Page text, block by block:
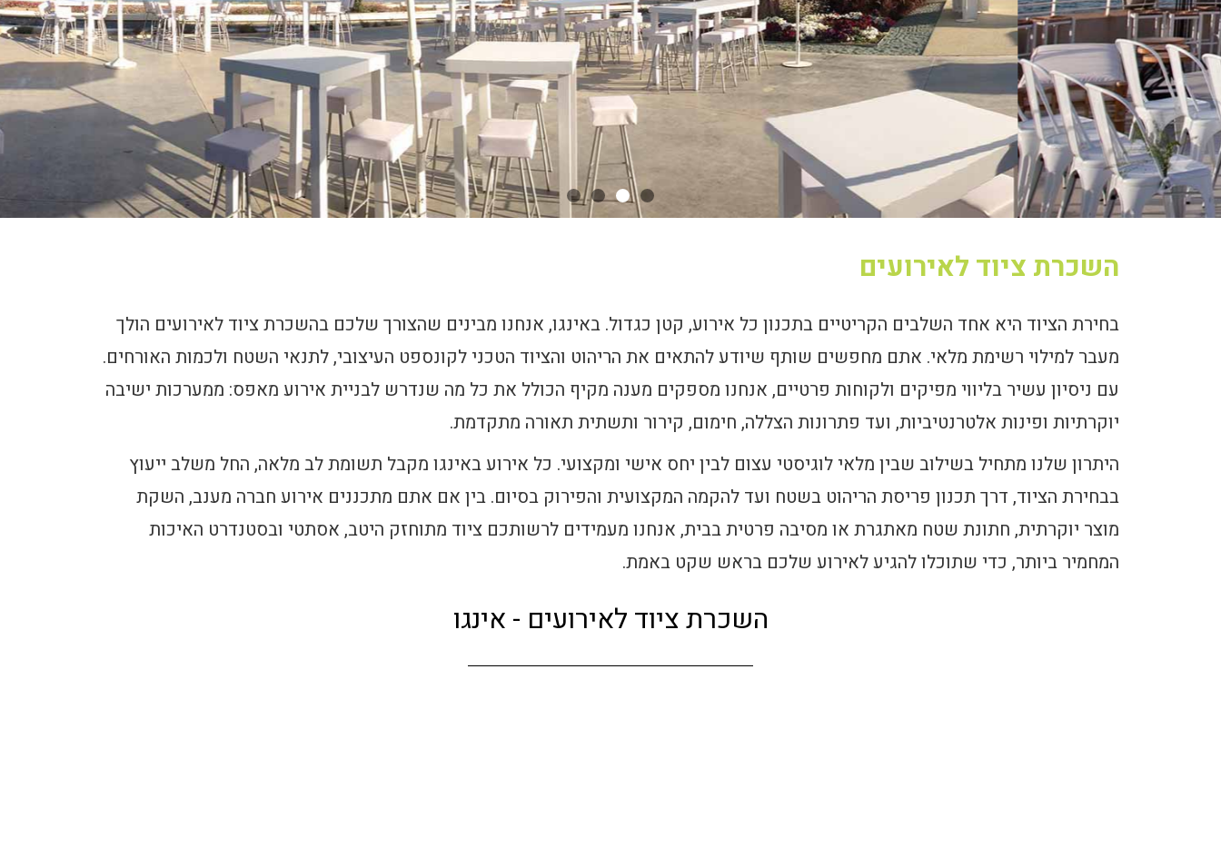
שמשיות מעוצבות
לאירועים
השכרת ציוד לאירועים
בחירת הציוד היא אחד השלבים הקריטיים בתכנון כל אירוע, קטן כגדול. באינגו, אנחנו מבינים שהצורך שלכם בהשכרת ציוד לאירועים הולך
מעבר למילוי רשימת מלאי. אתם מחפשים שותף שיודע להתאים את הריהוט והציוד הטכני לקונספט העיצובי, לתנאי השטח ולכמות האורחים.
עם ניסיון עשיר בליווי מפיקים ולקוחות פרטיים, אנחנו מספקים מענה מקיף הכולל את כל מה שנדרש לבניית אירוע מאפס: ממערכות ישיבה
יוקרתיות ופינות אלטרנטיביות, ועד פתרונות הצללה, חימום, קירור ותשתית תאורה מתקדמת.
היתרון שלנו מתחיל בשילוב שבין מלאי לוגיסטי עצום לבין יחס אישי ומקצועי. כל אירוע באינגו מקבל תשומת לב מלאה, החל משלב ייעוץ
בבחירת הציוד, דרך תכנון פריסת הריהוט בשטח ועד להקמה המקצועית והפירוק בסיום. בין אם אתם מתכננים אירוע חברה מענב, השקת
מוצר יוקרתית, חתונת שטח מאתגרת או מסיבה פרטית בבית, אנחנו מעמידים לרשותכם ציוד מתוחזק היטב, אסתטי ובסטנדרט האיכות
המחמיר ביותר, כדי שתוכלו להגיע לאירוע שלכם בראש שקט באמת.
השכרת ציוד לאירועים - אינגו